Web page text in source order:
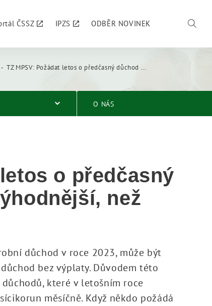
ČSSZ IPZS ODBĚR NOVINEK
TZ MPSV: Požádat letos o předčasný důchod může být výhodnější, než čekat na příští rok
O NÁS
o předčasný
než
důchod v roce 2023, může být
bez výplaty. Důvodem této
které v letošním roce
měsíčně. Když někdo požádá